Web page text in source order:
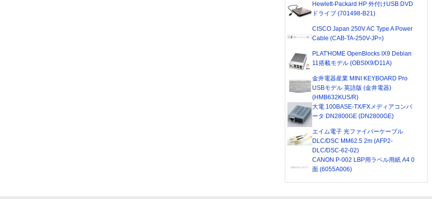
Hewlett-Packard HP 外付けUSB DVD
ドライブ (701498-B21)
CISCO Japan 250V AC Type A Power
Cable (CAB-TA-250V-JP=)
PLAT'HOME OpenBlocks IX9 Debian
11搭載モデル (OBSIX9/D11A)
金井電器産業 MINI KEYBOARD Pro
USBモデル 英語版 (金井電器)
(HMB632KUS/R)
大電 100BASE-TX/FXメディアコンバ
ータ DN2800GE (DN2800GE)
エイム電子 光ファイバーケーブル
DLC/DSC MM62.5 2m (AFP2-
DLC/DSC-62-02)
CANON P-002 LBP用ラベル用紙 A4 0
面 (6055A006)